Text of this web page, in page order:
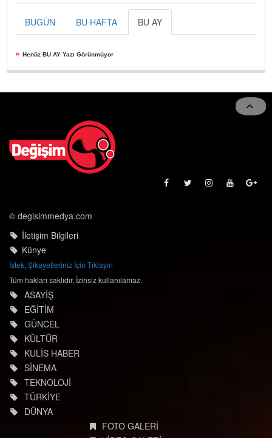
BUGÜN BU HAFTA BU AY
» Henüz BU AY Yazı Görünmüyor
© degisimmedya.com
İletişim Bilgileri
Künye
İstek, Şikayetleriniz İçin Tıklayın
Tüm hakları saklıdır. İzinsiz kullanılamaz.
ASAYİŞ
EĞİTİM
GÜNCEL
KÜLTÜR
KULİS HABER
SİNEMA
TEKNOLOJİ
TÜRKİYE
DÜNYA
FOTO GALERİ